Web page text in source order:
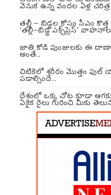
వెనుక ఉన్న వందల ఏళ్ల
తల్లీ – బిడ్డల కోసం సీఎం
‘తల్లీ–బిడ్డ ఎక్స్‌ప్రెస్’
జాతి కోడి పుంజులకు ఈ దాణా
అంతే..
చిటికెలో శరీరం మొత్తం ఫుల్
పడాల్సిందే..
దేశంలో ఒక్క చోట కూడా
ఏకైక రైలు గురించి మీకు